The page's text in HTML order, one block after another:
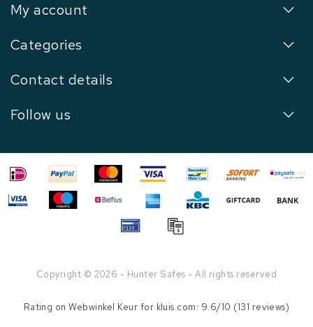
My account
Categories
Contact details
Follow us
Copyright © 2026 - Hunter Safes - All rights reserved
Rating onWebwinkel Keur for kluis.com: 9.6/10 (131 reviews)